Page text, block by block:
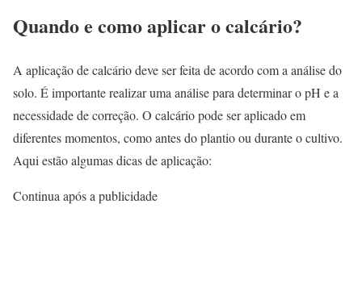
Quando e como aplicar o calcário?
A aplicação de calcário deve ser feita de acordo com a análise do
solo. É importante realizar uma análise para determinar o pH e a
necessidade de correção. O calcário pode ser aplicado em
diferentes momentos, como antes do plantio ou durante o cultivo.
Aqui estão algumas dicas de aplicação:
Continua após a publicidade